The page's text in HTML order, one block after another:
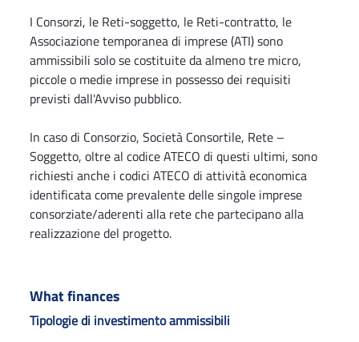
I Consorzi, le Reti-soggetto, le Reti-contratto, le
Associazione temporanea di imprese (ATI) sono
ammissibili solo se costituite da almeno tre micro,
piccole o medie imprese in possesso dei requisiti
previsti dall'Avviso pubblico.
In caso di Consorzio, Società Consortile, Rete –
Soggetto, oltre al codice ATECO di questi ultimi, sono
richiesti anche i codici ATECO di attività economica
identificata come prevalente delle singole imprese
consorziate/aderenti alla rete che partecipano alla
realizzazione del progetto.
What finances
Tipologie di investimento ammissibili